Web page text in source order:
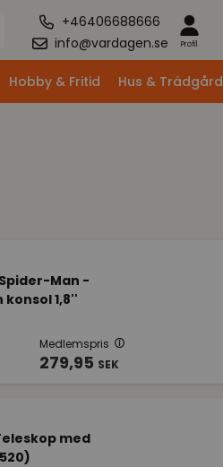
+46406688666
info@vardagen.se
Profil
Hobby & Fritid Hus & Trädgård
Man -
1,8''
Medlemspris
279,95 SEK
med